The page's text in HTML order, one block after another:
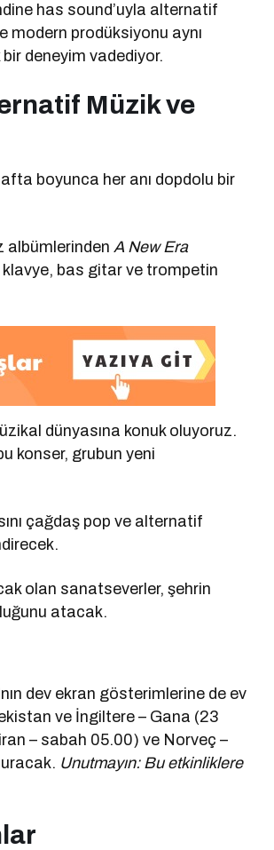
has sound’uyla alternatif
prodüksiyonu aynı
deneyim vadediyor.
Müzik ve
boyunca her anı dopdolu bir
albümlerindenA New Era
klavye, bas gitar ve trompetin
dünyasına konuk oluyoruz.
konser, grubun yeni
çağdaş pop ve alternatif
olan sanatseverler, şehrin
atacak.
dev ekran gösterimlerine de ev
ve İngiltere – Gana (23
– sabah 05.00) ve Norveç –
Unutmayın: Bu etkinliklere